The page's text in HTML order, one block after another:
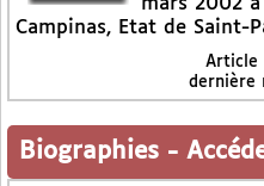
Campinas, Etat de Saint-
Article
dernière
Biographies -